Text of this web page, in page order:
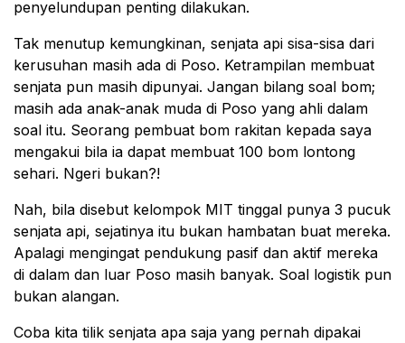
penyelundupan penting dilakukan.
Tak menutup kemungkinan, senjata api sisa-sisa dari
kerusuhan masih ada di Poso. Ketrampilan membuat
senjata pun masih dipunyai. Jangan bilang soal bom;
masih ada anak-anak muda di Poso yang ahli dalam
soal itu. Seorang pembuat bom rakitan kepada saya
mengakui bila ia dapat membuat 100 bom lontong
sehari. Ngeri bukan?!
Nah, bila disebut kelompok MIT tinggal punya 3 pucuk
senjata api, sejatinya itu bukan hambatan buat mereka.
Apalagi mengingat pendukung pasif dan aktif mereka
di dalam dan luar Poso masih banyak. Soal logistik pun
bukan alangan.
Coba kita tilik senjata apa saja yang pernah dipakai